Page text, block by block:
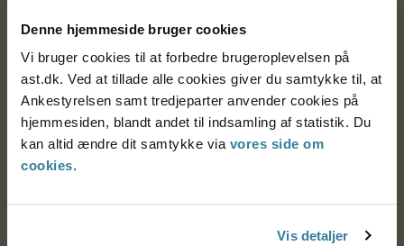
Denne hjemmeside bruger cookies
Vi bruger cookies til at forbedre brugeroplevelsen på
ast.dk. Ved at tillade alle cookies giver du samtykke til, at
Ankestyrelsen samt tredjeparter anvender cookies på
hjemmesiden, blandt andet til indsamling af statistik. Du
kan altid ændre dit samtykke via vores side om
cookies.
Vis detaljer
Nytorv 7, 2. sal
9000 Aalborg
Ankestyrelsen Aalborg